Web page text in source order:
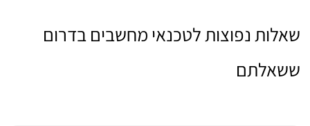
שאלות נפוצות לטכנאי מחשבים בדרום
ששאלתם